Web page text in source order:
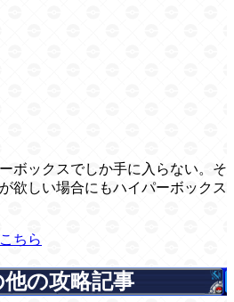
ボックスでしか手に入らない。そ
欲しい場合にもハイパーボックス
ちら
の攻略記事